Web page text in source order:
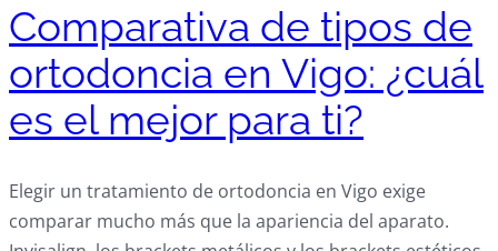
Comparativa de tipos de
ortodoncia en Vigo: ¿cuál
es el mejor para ti?
Elegir un tratamiento de ortodoncia en Vigo exige
comparar mucho más que la apariencia del aparato.